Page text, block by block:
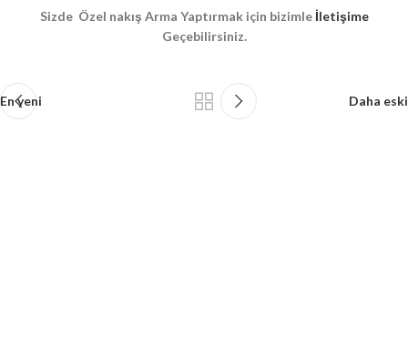
Sizde Özel nakış Arma Yaptırmak için bizimle İletişime
Geçebilirsiniz.
En yeni Daha eski